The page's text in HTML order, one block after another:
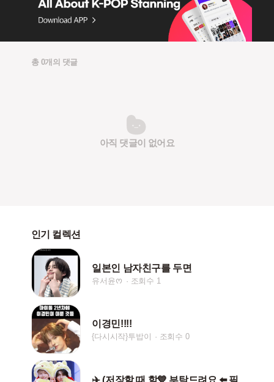
총 0개의 댓글
아직 댓글이 없어요
인기 컬렉션
일본인 남자친구를 두면
유서윤ᰔ 조회수 1
이경민!!!!
{다시시작}투밥이 조회수 0